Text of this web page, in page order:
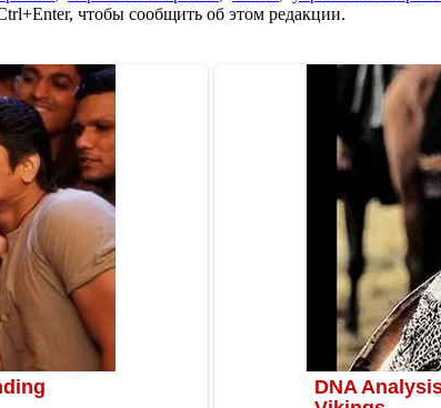
чтобы сообщить об этом редакции.